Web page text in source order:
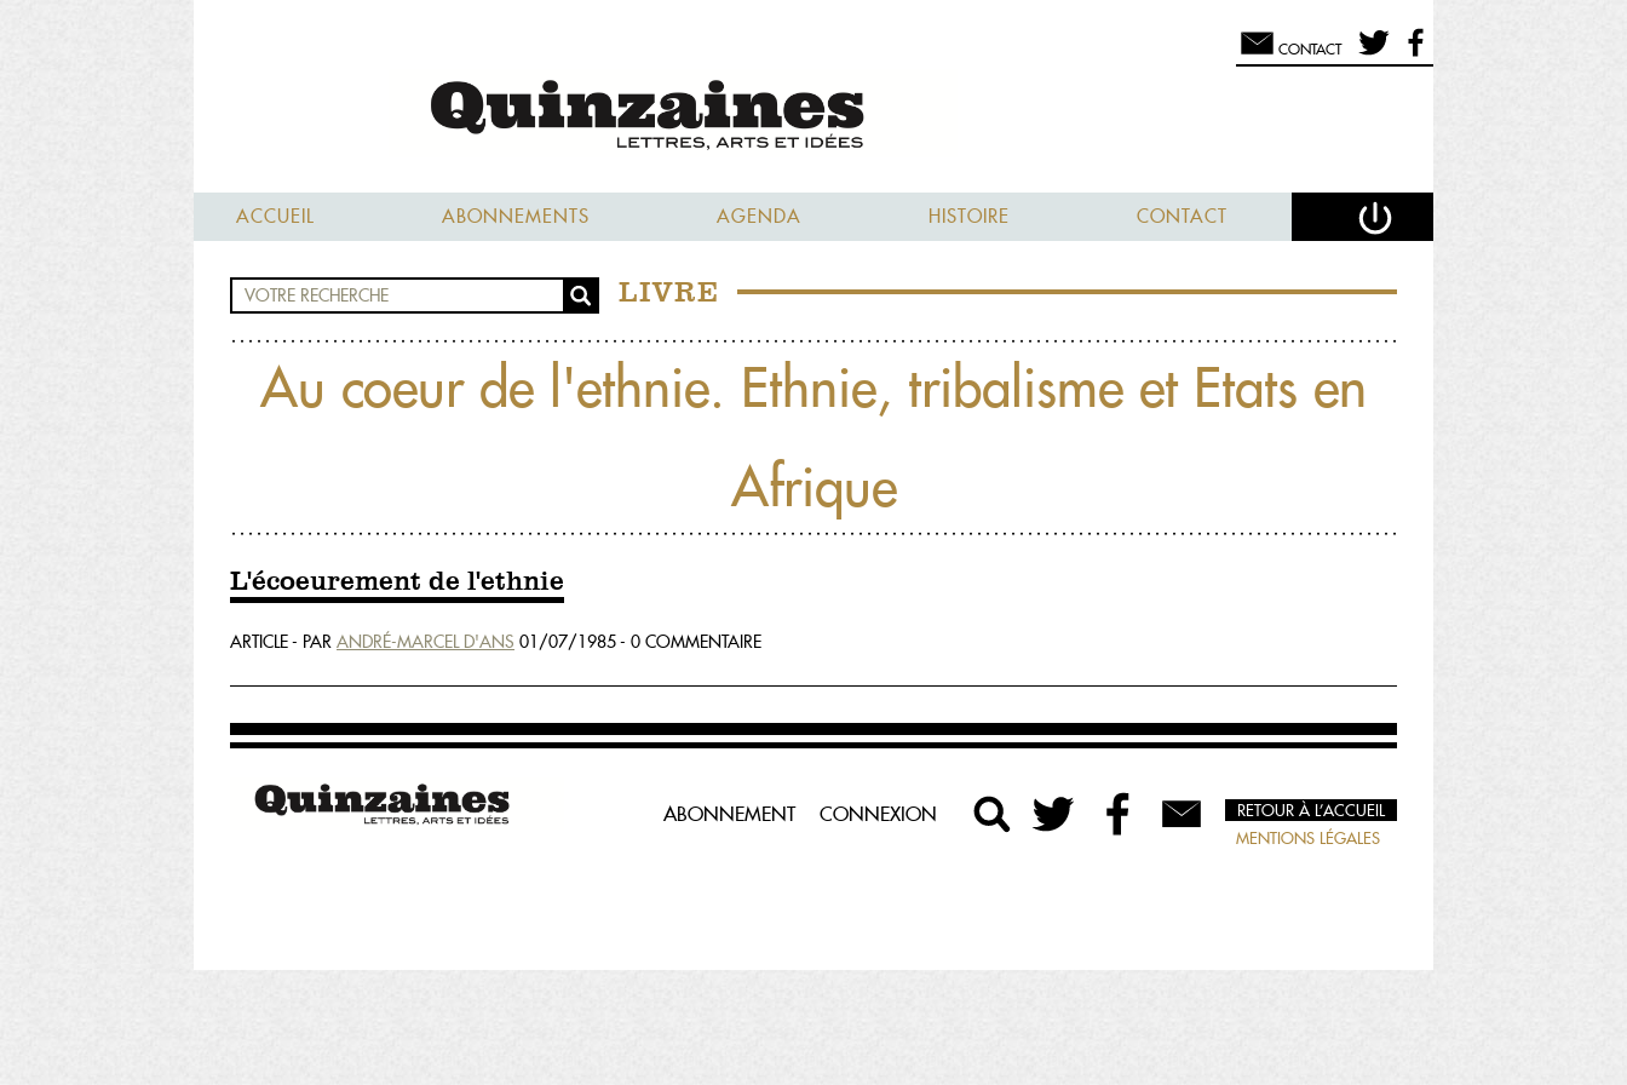
CONTACT
ACCUEIL ABONNEMENTS AGENDA HISTOIRE CONTACT
LIVRE
Au coeur de l'ethnie. Ethnie, tribalisme et Etats en
Afrique
L'écoeurement de l'ethnie
ARTICLE - PAR ANDRÉ-MARCEL D'ANS 01/07/1985 - 0 COMMENTAIRE
ABONNEMENT CONNEXION
RETOUR À L’ACCUEIL
MENTIONS LÉGALES